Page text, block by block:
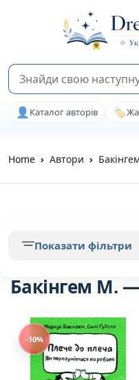
👤 Каталог авторів 🏷️
Home Автори
Бакінгем М.
-10%
Показати фільтри